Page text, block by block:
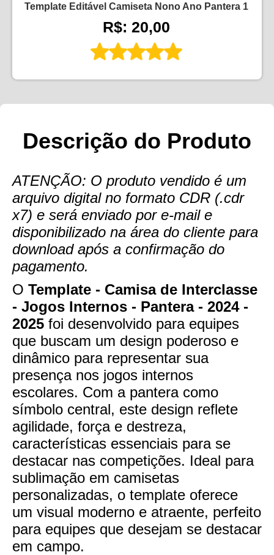
Template Editável Camiseta Nono Ano Pantera 1
R$: 20,00
Descrição do Produto
ATENÇÃO: O produto vendido é um
arquivo digital no formato CDR (.cdr
x7) e será enviado por e-mail e
disponibilizado na área do cliente para
download após a confirmação do
pagamento.
O Template - Camisa de Interclasse
- Jogos Internos - Pantera - 2024 -
2025 foi desenvolvido para equipes
que buscam um design poderoso e
dinâmico para representar sua
presença nos jogos internos
escolares. Com a pantera como
símbolo central, este design reflete
agilidade, força e destreza,
características essenciais para se
destacar nas competições. Ideal para
sublimação em camisetas
personalizadas, o template oferece
um visual moderno e atraente, perfeito
para equipes que desejam se destacar
em campo.